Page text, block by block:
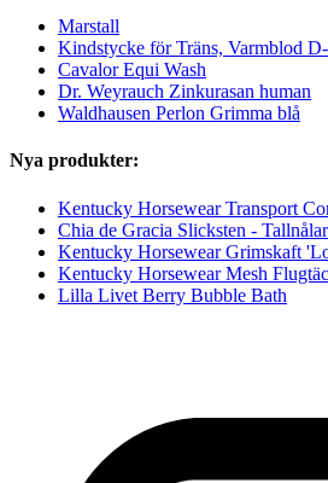
Marstall
Kindstycke för Träns, Varmblod
Cavalor Equi Wash
Dr. Weyrauch Zinkurasan human
Waldhausen Perlon Grimma blå
Nya produkter:
Kentucky Horsewear Transport
Chia de Gracia Slicksten -
Kentucky Horsewear Grimskaft
Kentucky Horsewear Mesh
Lilla Livet Berry Bubble Bath